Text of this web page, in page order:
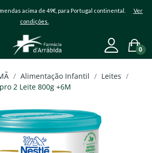
acima de 49€, para Portugal continental. Ver
condições.
0
Alimentação Infantil
Leites
2 Leite 800g +6M